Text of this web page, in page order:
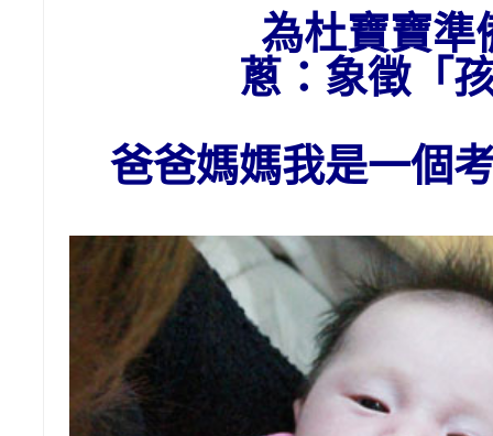
為杜寶寶準
蔥：象徵「
爸爸媽媽我是一個